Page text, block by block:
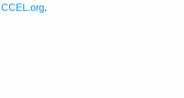
CCEL.org.